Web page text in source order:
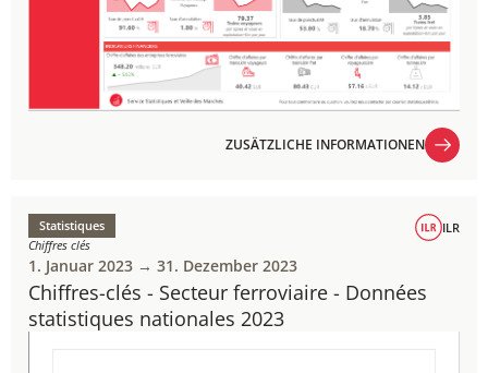
ZUSÄTZLICHE INFORMATIONEN
Chiffres-clés - Secteur ferroviaire - Données
statistiques nationales 2023
Statistiques
Chiffres clés
ILR
1. Januar 2023 → 31. Dezember 2023